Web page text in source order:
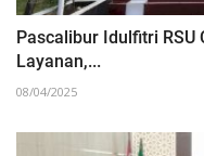
Pascalibur Idulfitri RSU
Layanan,...
08/04/2025